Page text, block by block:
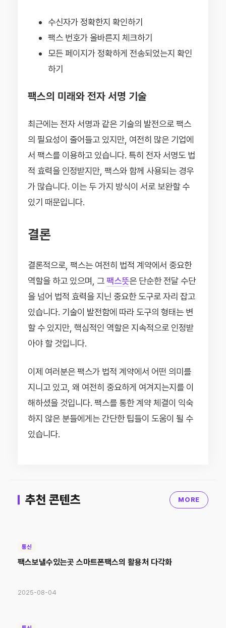
수신자가 정확한지 확인하기
팩스 번호가 올바른지 체크하기
모든 페이지가 정확하게 전송되었는지 확인
하기
팩스의 미래와 전자 서명 기술
최근에는 전자 서명과 같은 기술의 발전으로 팩스
의 필요성이 줄어들고 있지만, 여전히 많은 기업에
서 팩스를 이용하고 있습니다. 특히 전자 서명도 법
적 효력을 인정받지만, 팩스와 함께 사용되는 경우
가 많습니다. 이는 두 가지 방식이 서로 보완할 수
있기 때문입니다.
결론
결론적으로, 팩스는 여전히 법적 계약에서 중요한
역할을 하고 있으며, 그팩스뜻은 단순한 전달 수단
을 넘어 법적 효력을 지닌 중요한 도구로 자리 잡고
있습니다. 기술이 발전함에 따라 도구의 형태는 변
할 수 있지만, 핵심적인 역할은 지속적으로 인정받
아야 할 것입니다.
이제 여러분은 팩스가 법적 계약에서 어떤 의미를
지니고 있고, 왜 여전히 중요하게 여겨지는지를 이
해하셨을 것입니다. 팩스를 통한 계약 체결이 익숙
하지 않은 분들에게는 간단한 팁들이 도움이 될 수
있습니다.
추천 콘텐츠 MORE
통신
팩스보낼수있는곳 스마트폰팩스의 활용처 다각화
2025-08-04